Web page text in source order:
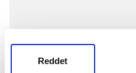
Reddet
Galatasaray